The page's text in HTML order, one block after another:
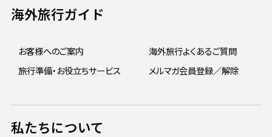
海外旅行ガイド
お客様へのご案内
海外旅行よくあるご質問
旅行準備・お役立ちサービス
メルマガ会員登録／解除
私たちについて